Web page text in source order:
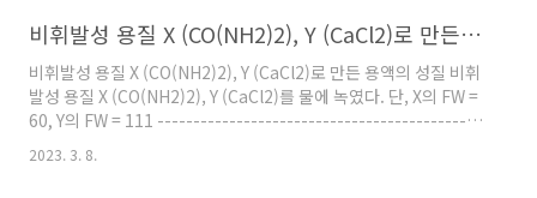
(1.86 ℃/m) (0.25 m) = 0.465 ℃ 답: –0.465℃
비휘발성 용질 X (CO(NH2)2), Y (CaCl2)로 만든 용액의 성질
비휘발성 용질 X (CO(NH2)2), Y (CaCl2)로 만든 용액의 성질 비휘
발성 용질 X (CO(NH2)2), Y (CaCl2)를 물에 녹였다. 단, X의 FW =
60, Y의 FW = 111 ---------------------------------------------
------ ▶ 참고: 총괄성, 총괄 성질. 반트호프 인자 [
https://ywpop.tistory.com/2648 ] ------------------------
2023. 3. 8.